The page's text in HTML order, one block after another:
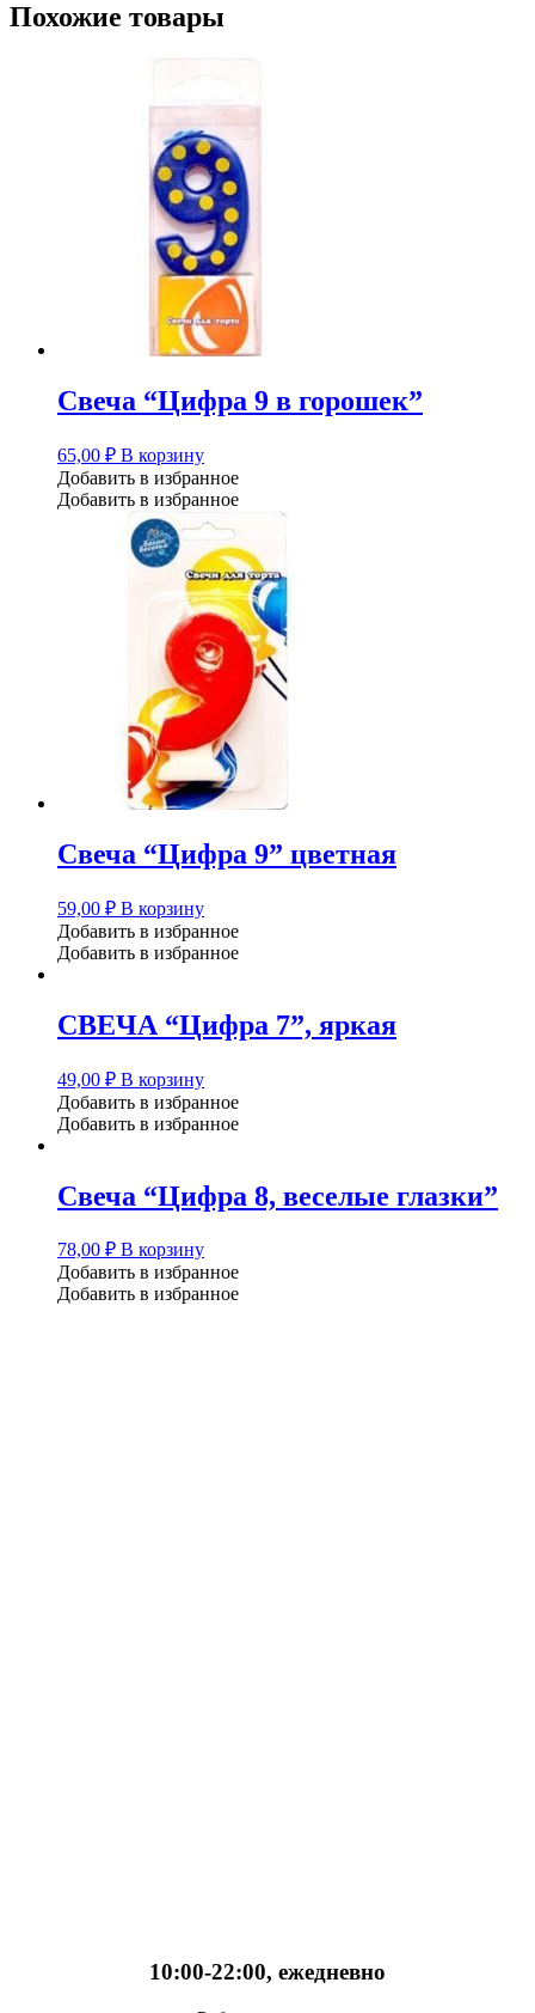
Похожие товары
Свеча “Цифра 9 в горошек”
65,00 ₽ В корзину
Добавить в избранное
Добавить в избранное
Свеча “Цифра 9” цветная
59,00 ₽ В корзину
Добавить в избранное
Добавить в избранное
СВЕЧА “Цифра 7”, яркая
49,00 ₽ В корзину
Добавить в избранное
Добавить в избранное
Свеча “Цифра 8, веселые глазки”
78,00 ₽ В корзину
Добавить в избранное
Добавить в избранное
10:00-22:00, ежедневно